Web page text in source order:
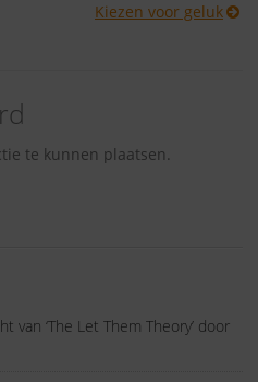
Kiezen voor geluk
te kunnen plaatsen.
van ‘The Let Them Theory’ door